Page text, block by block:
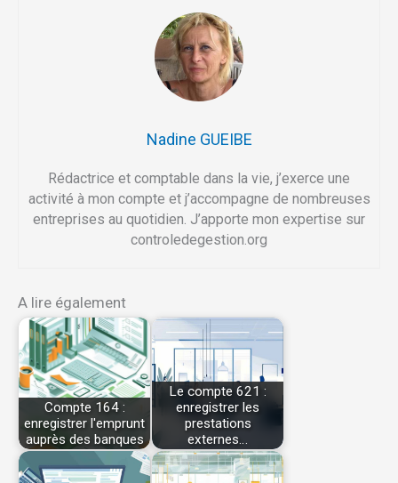
Nadine GUEIBE
Rédactrice et comptable dans la vie, j’exerce une
activité à mon compte et j’accompagne de nombreuses
entreprises au quotidien. J’apporte mon expertise sur
controledegestion.org
A lire également
Compte 164 :
enregistrer l'emprunt
auprès des banques
Le compte 621 :
enregistrer les
prestations
externes…